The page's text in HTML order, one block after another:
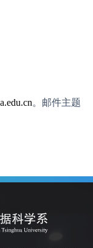
。邮件主题
年度工作报告